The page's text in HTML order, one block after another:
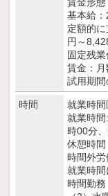
基本給
定額的
円～
固定残
賃金：
試用期
時間
就業時間
就業時
時00分
休憩時
時間外労
就業時
時間勤